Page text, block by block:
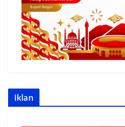
Iklan